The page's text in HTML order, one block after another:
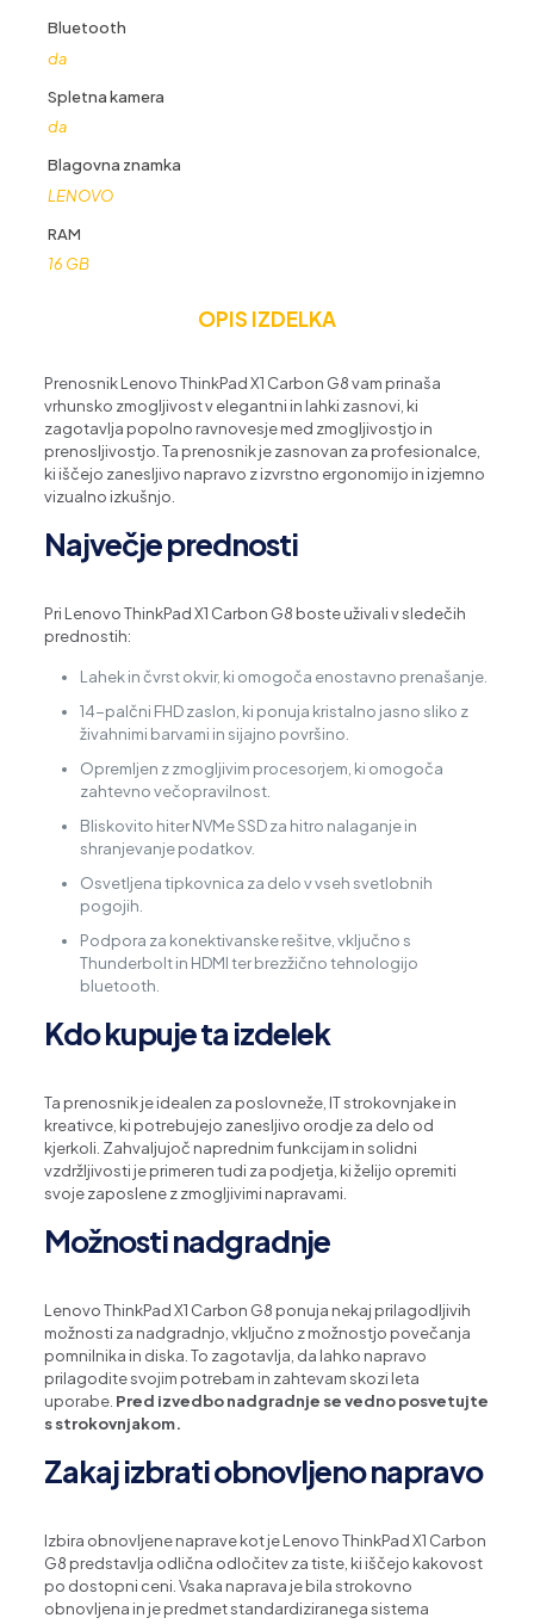
Bluetooth
da
Spletna kamera
da
Blagovna znamka
LENOVO
RAM
16 GB
OPIS IZDELKA
Prenosnik Lenovo ThinkPad X1 Carbon G8 vam prinaša
vrhunsko zmogljivost v elegantni in lahki zasnovi, ki
zagotavlja popolno ravnovesje med zmogljivostjo in
prenosljivostjo. Ta prenosnik je zasnovan za profesionalce,
ki iščejo zanesljivo napravo z izvrstno ergonomijo in izjemno
vizualno izkušnjo.
Največje prednosti
Pri Lenovo ThinkPad X1 Carbon G8 boste uživali v sledečih
prednostih:
Lahek in čvrst okvir, ki omogoča enostavno prenašanje.
14-palčni FHD zaslon, ki ponuja kristalno jasno sliko z
živahnimi barvami in sijajno površino.
Opremljen z zmogljivim procesorjem, ki omogoča
zahtevno večopravilnost.
Bliskovito hiter NVMe SSD za hitro nalaganje in
shranjevanje podatkov.
Osvetljena tipkovnica za delo v vseh svetlobnih
pogojih.
Podpora za konektivanske rešitve, vključno s
Thunderbolt in HDMI ter brezžično tehnologijo
bluetooth.
Kdo kupuje ta izdelek
Ta prenosnik je idealen za poslovneže, IT strokovnjake in
kreativce, ki potrebujejo zanesljivo orodje za delo od
kjerkoli. Zahvaljujoč naprednim funkcijam in solidni
vzdržljivosti je primeren tudi za podjetja, ki želijo opremiti
svoje zaposlene z zmogljivimi napravami.
Možnosti nadgradnje
Lenovo ThinkPad X1 Carbon G8 ponuja nekaj prilagodljivih
možnosti za nadgradnjo, vključno z možnostjo povečanja
pomnilnika in diska. To zagotavlja, da lahko napravo
prilagodite svojim potrebam in zahtevam skozi leta
uporabe. Pred izvedbo nadgradnje se vedno posvetujte
s strokovnjakom.
Zakaj izbrati obnovljeno napravo
Izbira obnovljene naprave kot je Lenovo ThinkPad X1 Carbon
G8 predstavlja odlična odločitev za tiste, ki iščejo kakovost
po dostopni ceni. Vsaka naprava je bila strokovno
obnovljena in je predmet standardiziranega sistema